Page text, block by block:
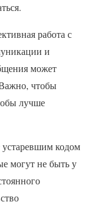
работа с
и
может
чтобы
лучше
устаревшим кодом
могут не быть у